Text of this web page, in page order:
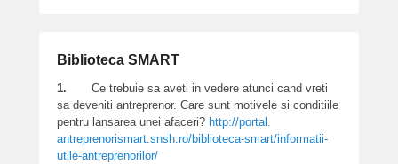
Biblioteca SMART
1. Ce trebuie sa aveti in vedere atunci cand vreti
sa deveniti antreprenor. Care sunt motivele si conditiile
pentru lansarea unei afaceri? http://portal.
antreprenorismart.snsh.ro/biblioteca-smart/informatii-
utile-antreprenorilor/